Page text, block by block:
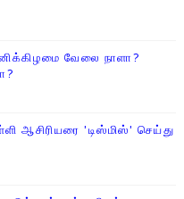
வேலை நாளா?
ஆசிரியரை 'டிஸ்மிஸ்' செய்து